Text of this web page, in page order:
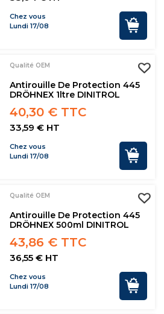
Chez vous
Lundi 17/08
Qualité OEM
Antirouille De Protection 445
DRÖHNEX 1ltre DINITROL
40,30 € TTC
33,59 € HT
Chez vous
Lundi 17/08
Qualité OEM
Antirouille De Protection 445
DRÖHNEX 500ml DINITROL
43,86 € TTC
36,55 € HT
Chez vous
Lundi 17/08